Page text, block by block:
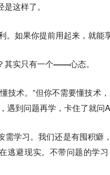
这样了。
。如果你提前用起来，就能
其实只有一个——心态。
技术。”但你不需要懂技术
遇到问题再学，卡住了就问
学习。我们还是有囤积癖
逃避现实。不带问题的学